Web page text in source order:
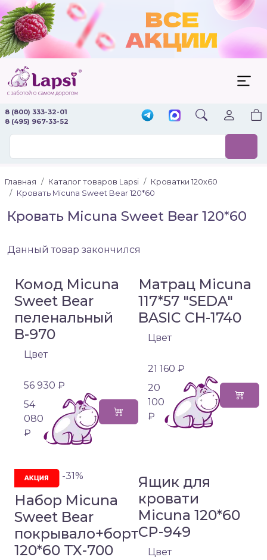
8 (800) 333-32-01
8 (495) 967-33-52
Главная Каталог товаров Lapsi
Кроватки 120х60
Кровать Micuna Sweet Bear 120*60
Кровать Micuna Sweet Bear 120*60
Данный товар закончился
Комод Micuna
Sweet Bear
пеленальный
B-970
Цвет
56 930 ₽
54
080
₽
Матрац Micuna
117*57 "SEDA"
BASIC CH-1740
Цвет
21 160 ₽
20
100
₽
-31%
Набор Micuna
Sweet Bear
покрывало+борт
120*60 TX-700
Ящик для
кровати
Micuna 120*60
CP-949
Цвет